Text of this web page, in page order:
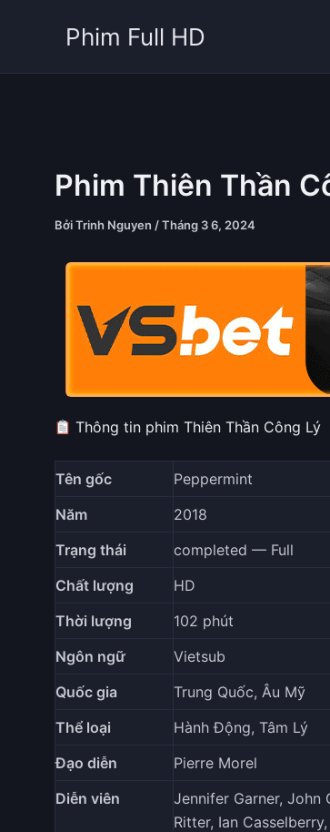
Phim Full HD
Phim Thiên Thần
BởiTrinh Nguyen /Tháng 3 6, 2024
Thông tin phim Thiên Thần Công Lý
Tên gốc
Peppermint
Năm
2018
Trạng thái
completed — Full
Chất lượng
HD
Thời lượng
102 phút
Ngôn ngữ
Vietsub
Quốc gia
Trung Quốc, Âu Mỹ
Thể loại
Hành Động, Tâm Lý
Đạo diễn
Pierre Morel
Diễn viên
Jennifer Garner, John
Ritter, Ian